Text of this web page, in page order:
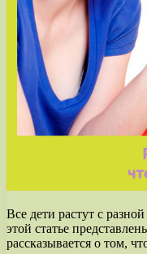
Все дети растут с
этой статье
рассказывается о том,